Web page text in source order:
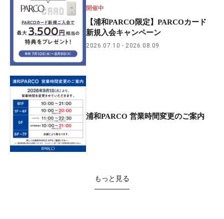
開催中
【浦和PARCO限定】PARCOカード
新規入会キャンペーン
2026.07.10 2026.08.09
浦和PARCO 営業時間変更のご案内
もっと見る